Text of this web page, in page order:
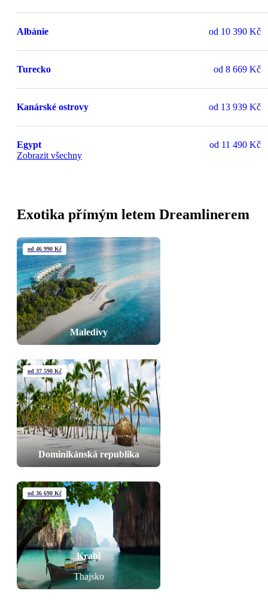
Albánie od 10 390 Kč
Turecko od 8 669 Kč
Kanárské ostrovy od 13 939 Kč
Egypt od 11 490 Kč
Zobrazit všechny
Exotika přímým letem Dreamlinerem
Maledivy
od 46 990 Kč
Dominikánská republika
od 37 590 Kč
Krabi
Thajsko
od 36 690 Kč